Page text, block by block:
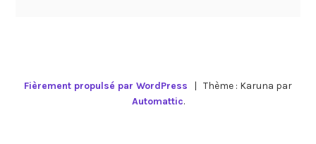
Fièrement propulsé par WordPress | Thème : Karuna par
Automattic.